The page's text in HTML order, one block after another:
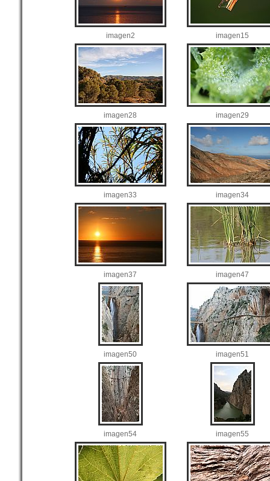
imagen2 imagen15
imagen28 imagen29
imagen33 imagen34
imagen37 imagen47
imagen50 imagen51
imagen54 imagen55